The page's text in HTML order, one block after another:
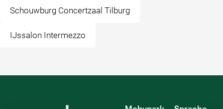
Schouwburg Concertzaal Tilburg
IJssalon Intermezzo